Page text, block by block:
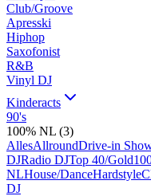
Club/Groove
Apresski
Hiphop
Saxofonist
R&B
Vinyl DJ
Kinderacts
90's
100% NL (3)
AllesAllroundDrive-in
DJRadio DJTop 40/Gold
NLHouse/DanceHardstyle
DJ